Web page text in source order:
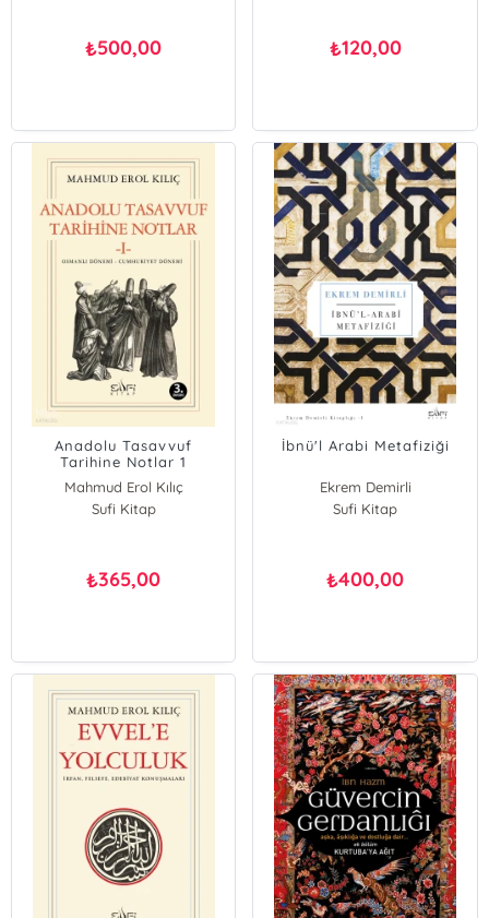
₺500,00 ₺120,00
Anadolu Tasavvuf
Tarihine Notlar 1
Mahmud Erol Kılıç
Sufi Kitap
₺365,00
İbnü'l Arabi Metafiziği
Ekrem Demirli
Sufi Kitap
₺400,00